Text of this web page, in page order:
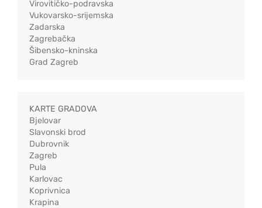
Virovitičko-podravska
Vukovarsko-srijemska
Zadarska
Zagrebačka
Šibensko-kninska
Grad Zagreb
KARTE GRADOVA
Bjelovar
Slavonski brod
Dubrovnik
Zagreb
Pula
Karlovac
Koprivnica
Krapina